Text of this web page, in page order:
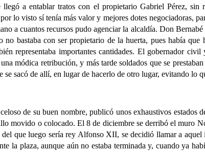
a entablar tratos con el propietario Gabriel Pérez, sin
lo visto sí tenía más valor y mejores dotes negociadoras,
a cuantos recursos pudo agenciar la alcaldía. Don
bastaba con ser propietario de la huerta, pues había
representaba importantes cantidades. El gobernador
módica retribución, y más tarde soldados que se
sacó de allí, en lugar de hacerlo de otro lugar, evitando lo
de su buen nombre, publicó unos exhaustivos estados
movido o colocado. El 8 de diciembre se derribó el muro
que luego sería rey Alfonso XII, se decidió llamar a
la plaza, aunque aún no estaba terminada y, cuando ya